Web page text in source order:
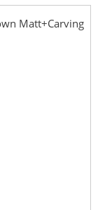
Matt+Carving